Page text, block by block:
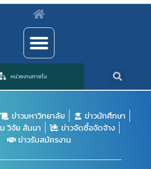
หน่วยงานภายใน
ข่าวมหาวิทยาลัย
ข่าวนักศึกษา
วิจัย สัมนา
ข่าวจัดซื้อจัดจ้าง
ข่าวรับสมัครงาน